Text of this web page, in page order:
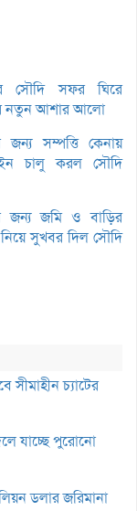
সৌদি সফর ঘিরে
নতুন আশার আলো
জন্য সম্পত্তি কেনায়
চালু করল সৌদি
জন্য জমি ও বাড়ির
নিয়ে সুখবর দিল সৌদি
সীমাহীন চ্যাটের
যাচ্ছে পুরোনো
ডলার জরিমানা